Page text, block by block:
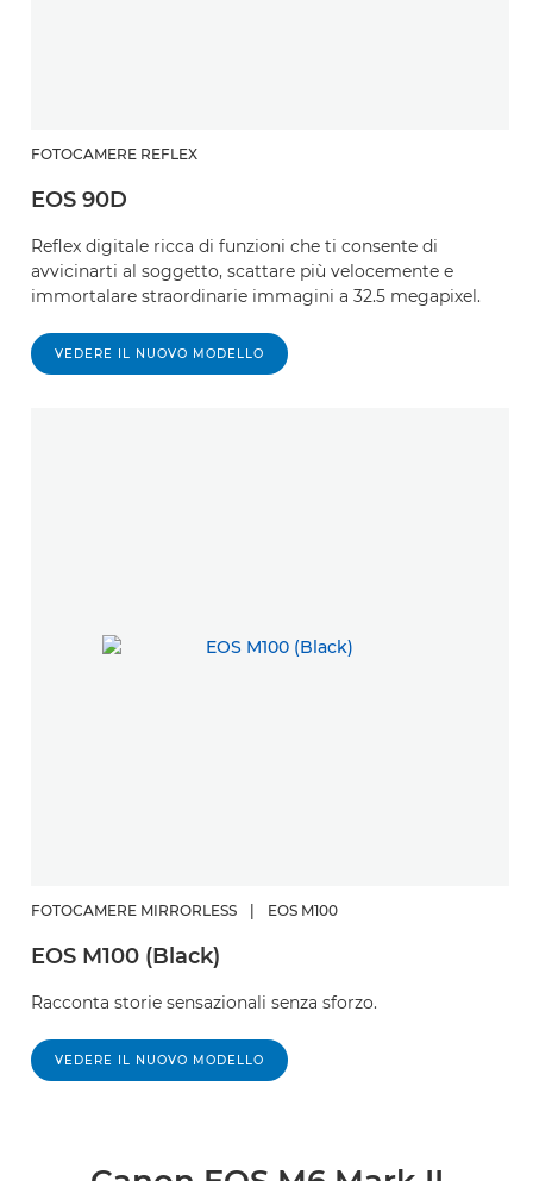
FOTOCAMERE REFLEX
EOS 90D
Reflex digitale ricca di funzioni che ti consente di
avvicinarti al soggetto, scattare più velocemente e
immortalare straordinarie immagini a 32.5 megapixel.
VEDERE IL NUOVO MODELLO
FOTOCAMERE MIRRORLESS | EOS M100
EOS M100 (Black)
Racconta storie sensazionali senza sforzo.
VEDERE IL NUOVO MODELLO